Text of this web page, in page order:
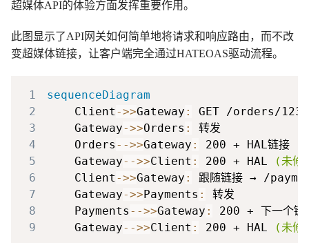
超媒体API的体验方面发挥重要作用。
此图显示了API网关如何简单地将请求和响应路由，而不改
变超媒体链接，让客户端完全通过HATEOAS驱动流程。
1
sequenceDiagram
2
    Client
->>Gateway :
3
    Gateway
->>Orders :
4
    Orders
-->>Gateway :
5
    Gateway
-->>Client : 200 + HAL
(未修
6
    Client
->>Gateway :
7
    Gateway
->>Payments :
8
    Payments
-->>Gateway :
9
    Gateway
-->>Client : 200 + HAL (未修